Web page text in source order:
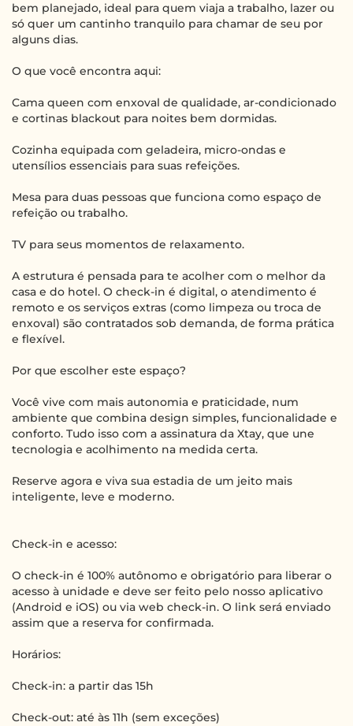
bem planejado, ideal para quem viaja a trabalho, lazer ou
só quer um cantinho tranquilo para chamar de seu por
alguns dias.
O que você encontra aqui:
Cama queen com enxoval de qualidade, ar-condicionado
e cortinas blackout para noites bem dormidas.
Cozinha equipada com geladeira, micro-ondas e
utensílios essenciais para suas refeições.
Mesa para duas pessoas que funciona como espaço de
refeição ou trabalho.
TV para seus momentos de relaxamento.
A estrutura é pensada para te acolher com o melhor da
casa e do hotel. O check-in é digital, o atendimento é
remoto e os serviços extras (como limpeza ou troca de
enxoval) são contratados sob demanda, de forma prática
e flexível.
Por que escolher este espaço?
Você vive com mais autonomia e praticidade, num
ambiente que combina design simples, funcionalidade e
conforto. Tudo isso com a assinatura da Xtay, que une
tecnologia e acolhimento na medida certa.
Reserve agora e viva sua estadia de um jeito mais
inteligente, leve e moderno.
Check-in e acesso:
O check-in é 100% autônomo e obrigatório para liberar o
acesso à unidade e deve ser feito pelo nosso aplicativo
(Android e iOS) ou via web check-in. O link será enviado
assim que a reserva for confirmada.
Horários:
Check-in: a partir das 15h
Check-out: até às 11h (sem exceções)